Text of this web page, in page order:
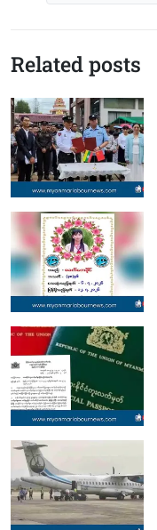
Related posts